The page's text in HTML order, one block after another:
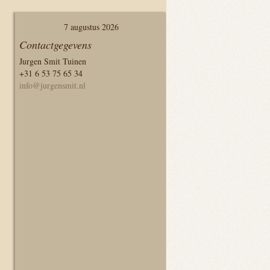
7 augustus 2026
Contactgegevens
Jurgen Smit Tuinen
+31 6 53 75 65 34
info@jurgensmit.nl